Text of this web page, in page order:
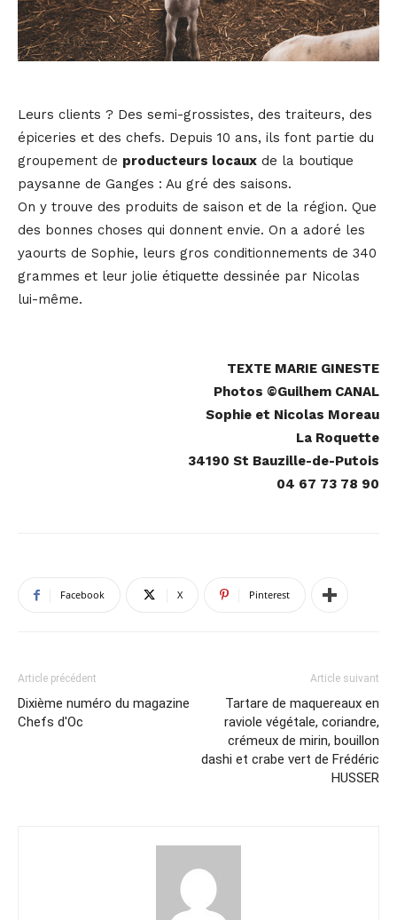
Leurs clients ? Des semi-grossistes, des traiteurs, des
épiceries et des chefs. Depuis 10 ans, ils font partie du
groupement de producteurs locaux de la boutique
paysanne de Ganges : Au gré des saisons.
On y trouve des produits de saison et de la région. Que
des bonnes choses qui donnent envie. On a adoré les
yaourts de Sophie, leurs gros conditionnements de 340
grammes et leur jolie étiquette dessinée par Nicolas
lui-même.
TEXTE MARIE GINESTE
Photos ©Guilhem CANAL
Sophie et Nicolas Moreau
La Roquette
34190 St Bauzille-de-Putois
04 67 73 78 90
Facebook X Pinterest
Article précédent
Dixième numéro du magazine
Chefs d'Oc
Article suivant
Tartare de maquereaux en
raviole végétale, coriandre,
crémeux de mirin, bouillon
dashi et crabe vert de Frédéric
HUSSER